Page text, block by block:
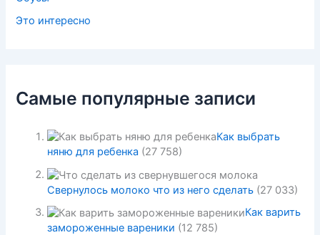
Это интересно
Самые популярные записи
Как выбрать
няню для ребенка (27 758)
Свернулось молоко что из него сделать (27 033)
Как варить
замороженные вареники (12 785)